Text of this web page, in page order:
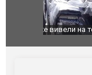
Вийшов
фільму